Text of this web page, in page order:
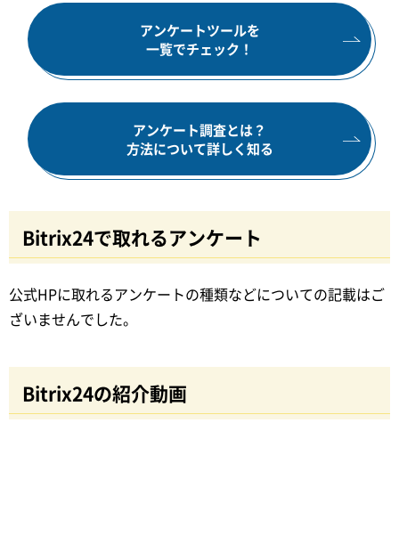
アンケートツールを
一覧でチェック！
アンケート調査とは？
方法について詳しく知る
Bitrix24で取れるアンケート
公式HPに取れるアンケートの種類などについての記載はご
ざいませんでした。
Bitrix24の紹介動画